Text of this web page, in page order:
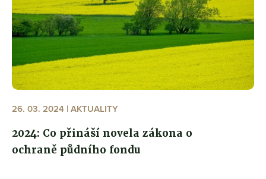
26. 03. 2024 | AKTUALITY
2024: Co přináší novela zákona o
ochraně půdního fondu